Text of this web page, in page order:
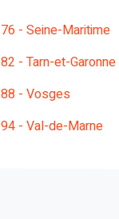
76 - Seine-Maritime
82 - Tarn-et-Garonne
88 - Vosges
94 - Val-de-Marne